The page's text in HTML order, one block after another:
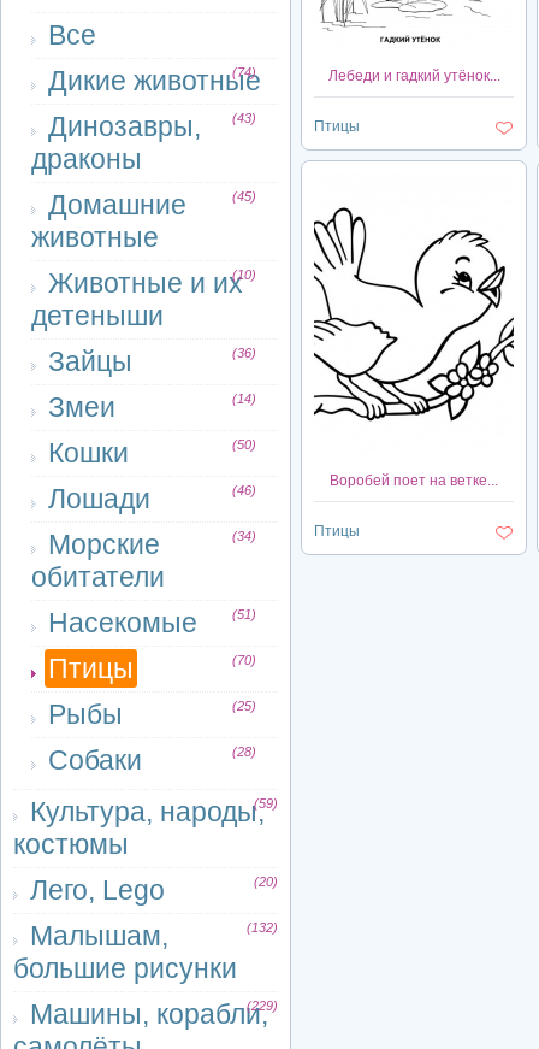
Все
Дикие животные
(74)
Динозавры,
драконы
(43)
Домашние
животные
(45)
Животные и их
детеныши
(10)
Зайцы (36)
Змеи (14)
Кошки (50)
Лошади (46)
Морские
обитатели
(34)
Насекомые (51)
Птицы (70)
Рыбы (25)
Собаки (28)
Культура, народы,
костюмы
(59)
Лего, Lego (20)
Малышам,
большие рисунки
(132)
Машины, корабли,
(229)
Лебеди и гадкий утёнок...
Птицы
Воробей поет на ветке...
Птицы